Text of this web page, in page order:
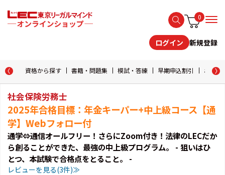
0
ログイン 新規登録
資格から探す 書籍・問題集 模試・答練 早期申込割引 おため
社会保険労務士
2025年合格目標：年金キーパー+中上級コース【通
学】Webフォロー付
通学⇔通信オールフリー！さらにZoom付き！法律のLECだか
ら創ることができた、最強の中上級プログラム。 - 狙いはひ
とつ、本試験で合格点をとること。 -
レビューを見る(3件)≫